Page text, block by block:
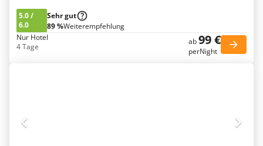
5.0/
6.0
Sehr gut
89 %Weiterempfehlung
Nur Hotel
4 Tage
ab99 €
perNight